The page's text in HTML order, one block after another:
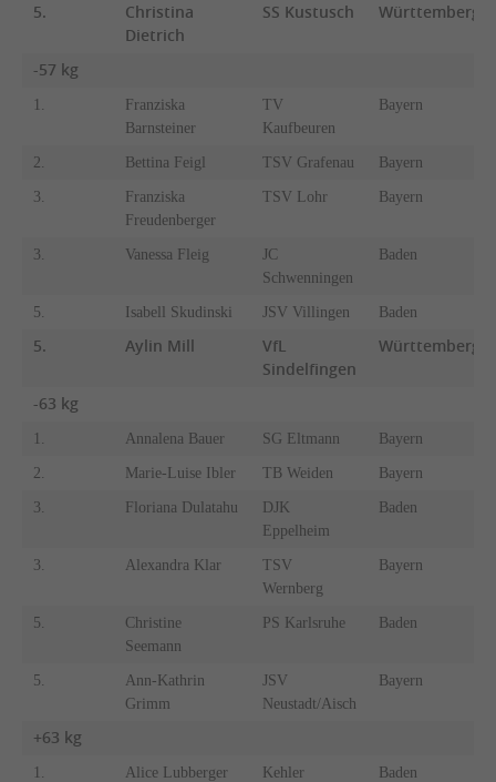
5.
Christina
Dietrich
SS Kustusch Württemberg
-57 kg
1.
Franziska
Barnsteiner
TV
Kaufbeuren
Bayern
2. Bettina Feigl TSV Grafenau Bayern
3.
Franziska
Freudenberger
TSV Lohr Bayern
3. Vanessa Fleig
JC
Schwenningen
Baden
5. Isabell Skudinski JSV Villingen Baden
5. Aylin Mill
VfL
Sindelfingen
Württemberg
-63 kg
1. Annalena Bauer SG Eltmann Bayern
2. Marie-Luise Ibler TB Weiden Bayern
3. Floriana Dulatahu
DJK
Eppelheim
Baden
3. Alexandra Klar
TSV
Wernberg
Bayern
5.
Christine
Seemann
PS Karlsruhe Baden
5.
Ann-Kathrin
Grimm
JSV
Neustadt/Aisch
Bayern
+63 kg
1. Alice Lubberger
Kehler
Baden